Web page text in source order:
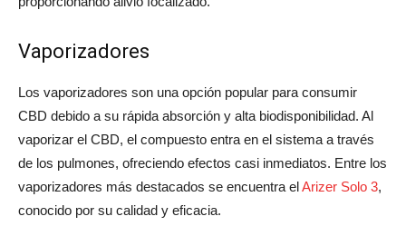
Vaporizadores
Los vaporizadores son una opción popular para consumir
CBD debido a su rápida absorción y alta biodisponibilidad. Al
vaporizar el CBD, el compuesto entra en el sistema a través
de los pulmones, ofreciendo efectos casi inmediatos. Entre los
vaporizadores más destacados se encuentra elArizer Solo 3,
conocido por su calidad y eficacia.